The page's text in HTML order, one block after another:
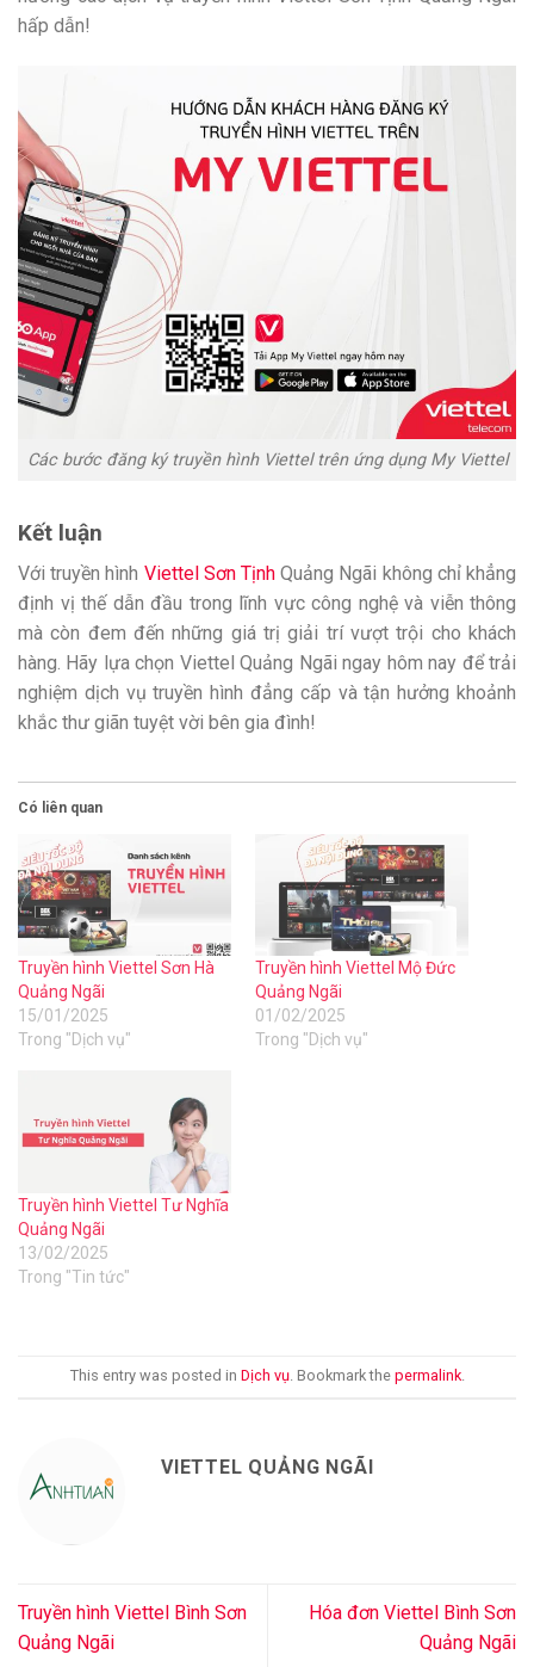
hấp dẫn!
Các bước đăng ký truyền hình Viettel trên ứng dụng My Viettel
Kết luận
Với truyền hình Viettel Sơn Tịnh Quảng Ngãi không chỉ khẳng
định vị thế dẫn đầu trong lĩnh vực công nghệ và viễn thông
mà còn đem đến những giá trị giải trí vượt trội cho khách
hàng. Hãy lựa chọn Viettel Quảng Ngãi ngay hôm nay để trải
nghiệm dịch vụ truyền hình đẳng cấp và tận hưởng khoảnh
khắc thư giãn tuyệt vời bên gia đình!
Có liên quan
Truyền hình Viettel Sơn Hà
Quảng Ngãi
15/01/2025
Trong "Dịch vụ"
Truyền hình Viettel Mộ Đức
Quảng Ngãi
01/02/2025
Trong "Dịch vụ"
Truyền hình Viettel Tư Nghĩa
Quảng Ngãi
13/02/2025
Trong "Tin tức"
This entry was posted in Dịch vụ. Bookmark the permalink.
VIETTEL QUẢNG NGÃI
Truyền hình Viettel Bình Sơn
Quảng Ngãi
Hóa đơn Viettel Bình Sơn
Quảng Ngãi